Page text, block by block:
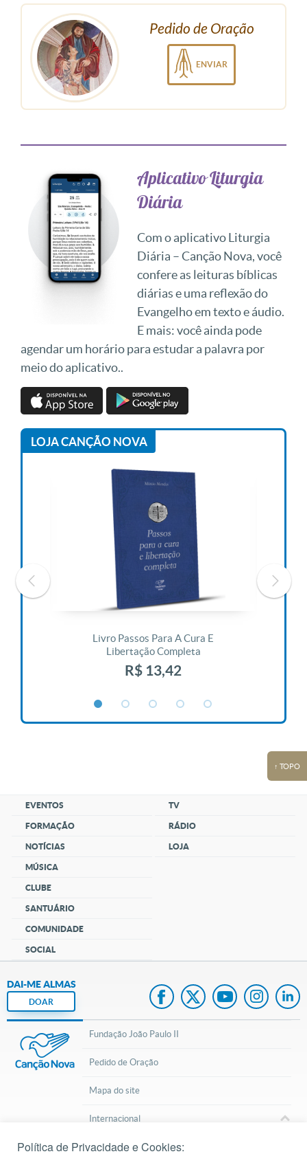
Pedido de Oração
ENVIAR
Aplicativo Liturgia
Diária
Com o aplicativo Liturgia
Diária – Canção Nova, você
confere as leituras bíblicas
diárias e uma reflexão do
Evangelho em texto e áudio.
E mais: você ainda pode
agendar um horário para estudar a palavra por
meio do aplicativo..
LOJA CANÇÃO NOVA
Livro Passos Para A Cura E
Libertação Completa
R$ 13,42
↑ TOPO
EVENTOS
FORMAÇÃO
NOTÍCIAS
MÚSICA
CLUBE
SANTUÁRIO
COMUNIDADE
SOCIAL
TV
RÁDIO
LOJA
DAI-ME ALMAS
DOAR
Fundação João Paulo II
Pedido de Oração
Mapa do site
Internacional
cancaonova.com © 2002 – 2026Todos os direitos reservados.
Política de Privacidade e Cookies: